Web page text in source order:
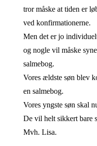
tror måske at tiden er
ved konfirmationerne.
Men det er jo
og nogle vil måske
salmebog.
Vores ældste søn blev
en salmebog.
Vores yngste søn skal
De vil helt sikkert bare
Mvh. Lisa.